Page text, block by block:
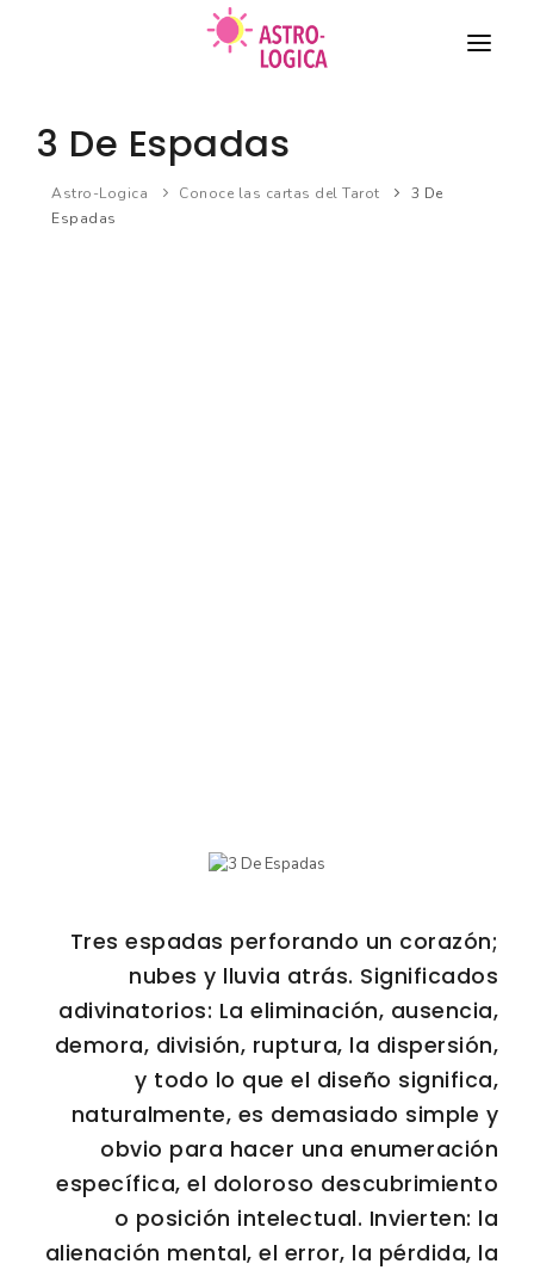
HORÓSCOPO
3 De Espadas
Astro-Logica Conoce las cartas del Tarot
3 De
Espadas
Tres espadas perforando un corazón;
nubes y lluvia atrás. Significados
adivinatorios: La eliminación, ausencia,
demora, división, ruptura, la dispersión,
y todo lo que el diseño significa,
naturalmente, es demasiado simple y
obvio para hacer una enumeración
específica, el doloroso descubrimiento
o posición intelectual. Invierten: la
alienación mental, el error, la pérdida, la